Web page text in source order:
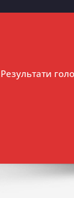
Результати